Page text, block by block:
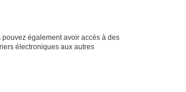
également avoir accès à des
électroniques aux autres